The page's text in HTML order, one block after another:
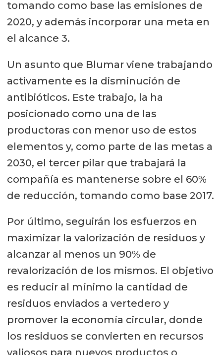
tomando como base las emisiones de
2020, y además incorporar una meta en
el alcance 3.
Un asunto que Blumar viene trabajando
activamente es la disminución de
antibióticos. Este trabajo, la ha
posicionado como una de las
productoras con menor uso de estos
elementos y, como parte de las metas a
2030, el tercer pilar que trabajará la
compañía es mantenerse sobre el 60%
de reducción, tomando como base 2017.
Por último, seguirán los esfuerzos en
maximizar la valorización de residuos y
alcanzar al menos un 90% de
revalorización de los mismos. El objetivo
es reducir al mínimo la cantidad de
residuos enviados a vertedero y
promover la economía circular, donde
los residuos se convierten en recursos